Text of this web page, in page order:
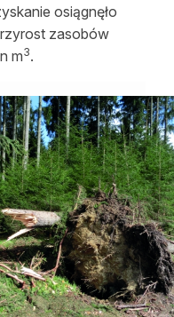
osiągnęło
zasobów
m3.